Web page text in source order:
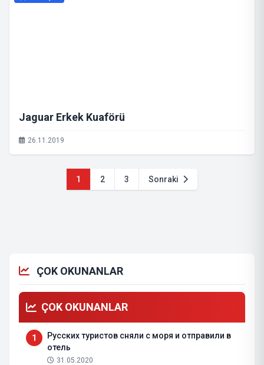
Jaguar Erkek Kuaförü
26.11.2019
1 2 3 Sonraki
ÇOK OKUNANLAR
ÇOK OKUNANLAR
1
Русских туристов сняли с моря и отправили в
отель
31.05.2020